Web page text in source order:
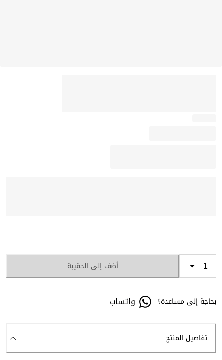
أضف إلى الحقيبة
بحاجة إلى مساعدة؟ واتساب
تفاصيل المنتج